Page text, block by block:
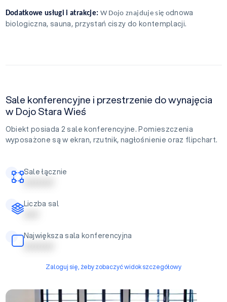
Dodatkowe usługi i atrakcje: W Dojo znajduje się odnowa
biologiczna, sauna, przystań ciszy do kontemplacji.
Sale konferencyjne i przestrzenie do wynajęcia
w Dojo Stara Wieś
Obiekt posiada 2 sale konferencyjne. Pomieszczenia
wyposażone są w ekran, rzutnik, nagłośnienie oraz flipchart.
Sale łącznie
| | | | | | | | | |
Liczba sal
| | | | |
Największa sala konferencyjna
| | | | | | | | | |
Zaloguj się, żeby zobaczyć widok szczegółowy
Sala Duża